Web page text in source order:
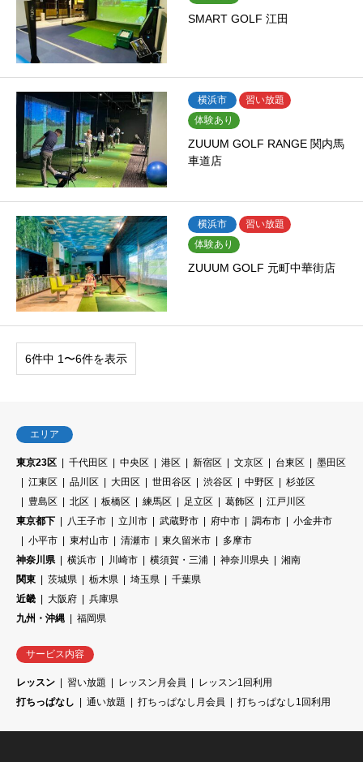
SMART GOLF 江田
横浜市
習い放題
体験あり
ZUUUM GOLF RANGE 関内馬
車道店
横浜市
習い放題
体験あり
ZUUUM GOLF 元町中華街店
6件中 1〜6件を表示
エリア
東京23区 千代田区 中央区 港区 新宿区 文京区 台東区
墨田区
江東区
品川区 大田区 世田谷区 渋谷区 中野区
杉並区
豊島区
北区 板橋区 練馬区 足立区 葛飾区
江戸川区
東京都下
八王子市 立川市 武蔵野市 府中市 調布市
小金井市
小平市
東村山市 清瀬市 東久留米市
多摩市
神奈川県
横浜市 川崎市 横須賀・三浦 神奈川県央
湘南
関東
茨城県 栃木県 埼玉県
千葉県
近畿
大阪府
兵庫県
九州・沖縄
福岡県
サービス内容
レッスン 習い放題 レッスン月会員
レッスン1回利用
打ちっぱなし
通い放題 打ちっぱなし月会員 打ちっぱなし1回利用